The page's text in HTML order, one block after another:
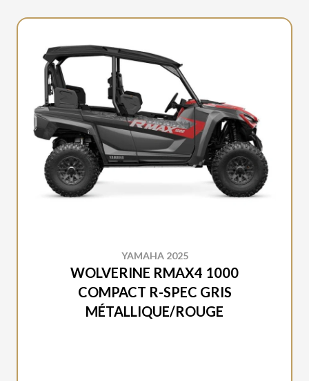
YAMAHA 2025
WOLVERINE RMAX4 1000
COMPACT R-SPEC GRIS
MÉTALLIQUE/ROUGE